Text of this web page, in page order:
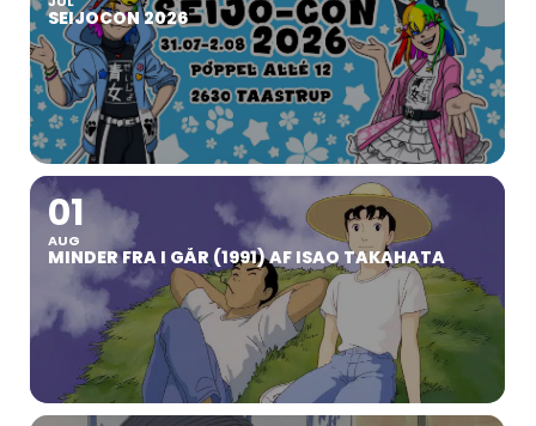
SEIJOCON 2026
01
AUG
MINDER FRA I GÅR (1991) AF ISAO TAKAHATA